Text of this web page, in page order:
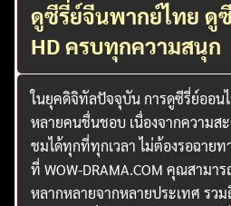
ดูซีรี่ย์จีนพากย์ไทย ดู
HD ครบทุกความสนุก
ในยุคดิจิทัลปัจจุบัน การดูซีรี่ย์ออน
หลายคนชื่นชอบ เนื่องจากความส
ชมได้ทุกที่ทุกเวลา ไม่ต้องรอฉาย
ที่ WOW-DRAMA.COM คุณสามา
หลากหลายจากหลายประเทศ รว